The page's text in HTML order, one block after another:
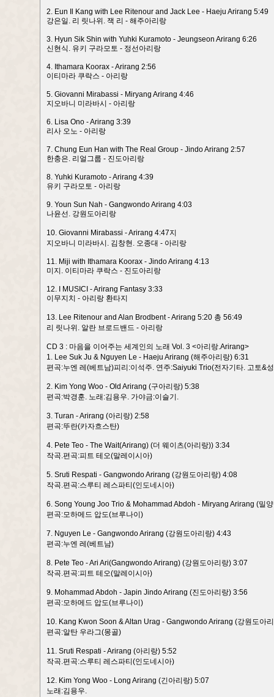
2. Eun Il Kang with Lee Ritenour and Jack Lee - Haeju Arirang 5:49
강은일. 리 릿나위. 잭 리 - 해주아리랑
3. Hyun Sik Shin with Yuhki Kuramoto - Jeungseon Arirang 6:26
신현식. 유키 구라모토 - 정선아리랑
4. Ithamara Koorax - Arirang 2:56
이티마라 쿠락스 - 아리랑
5. Giovanni Mirabassi - Miryang Arirang 4:46
지오바니 미라바시 - 아리랑
6. Lisa Ono - Arirang 3:39
리사 오노 - 아리랑
7. Chung Eun Han with The Real Group - Jindo Arirang 2:57
한충은. 리얼그룹 - 진도아리랑
8. Yuhki Kuramoto - Arirang 4:39
유키 구라모토 - 아리랑
9. Youn Sun Nah - Gangwondo Arirang 4:03
나윤선. 강원도아리랑
10. Giovanni Mirabassi - Arirang 4:47지
지오바니 미라바시. 김창현. 오종대 - 아리랑
11. Miji with Ithamara Koorax - Jindo Arirang 4:13
미지. 이티마라 쿠락스 - 진도아리랑
12. I MUSICI - Arirang Fantasy 3:33
이무지치 - 아리랑 환타지
13. Lee Ritenour and Alan Brodbent - Arirang 5:20 총 56:49
리 릿나위. 알란 브로드밴드 - 아리랑
CD 3 : 마음을 이어주는 세계인의 노래 Vol. 3 <아리랑.Arirang>
1. Lee Suk Ju & Nguyen Le - Haeju Arirang (해주아리랑) 6:31
편곡:누엔 레(베트남)피리:이석주. 연주:Saiyuki Trio(전자기타. 고토&
2. Kim Yong Woo - Old Arirang (구아리랑) 5:38
편곡:박경훈. 노래:김용우. 가야금:이슬기.
3. Turan - Arirang (아리랑) 2:58
편곡:뚜란(카자흐스탄)
4. Pete Teo - The Wait(Arirang) (더 웨이츠(아리랑)) 3:34
작곡.편곡:피트 테오(말레이시아)
5. Sruti Respati - Gangwondo Arirang (강원도아리랑) 4:08
작곡.편곡:스루티 레스파티(인도네시아)
6. Song Young Joo Trio & Mohammad Abdoh - Miryang Arirang (밀
편곡:모하메드 압도(브루나이)
7. Nguyen Le - Gangwondo Arirang (강원도아리랑) 4:43
편곡:누엔 레(베트남)
8. Pete Teo - Ari Ari(Gangwondo Arirang) (강원도아리랑) 3:07
작곡.편곡:피트 테오(말레이시아)
9. Mohammad Abdoh - Japin Jindo Arirang (진도아리랑) 3:56
편곡:모하메드 압도(브루나이)
10. Kang Kwon Soon & Altan Urag - Gangwondo Arirang (강원도아
편곡:알탄 우라그(몽골)
11. Sruti Respati - Arirang (아리랑) 5:52
작곡.편곡:스루티 레스파티(인도네시아)
12. Kim Yong Woo - Long Arirang (긴아리랑) 5:07
노래:김용우.